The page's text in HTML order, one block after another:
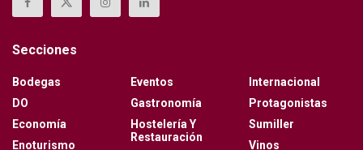
Secciones
Bodegas
DO
Economía
Enoturismo
Eventos
Gastronomía
Hostelería Y
Restauración
Internacional
Protagonistas
Sumiller
Vinos